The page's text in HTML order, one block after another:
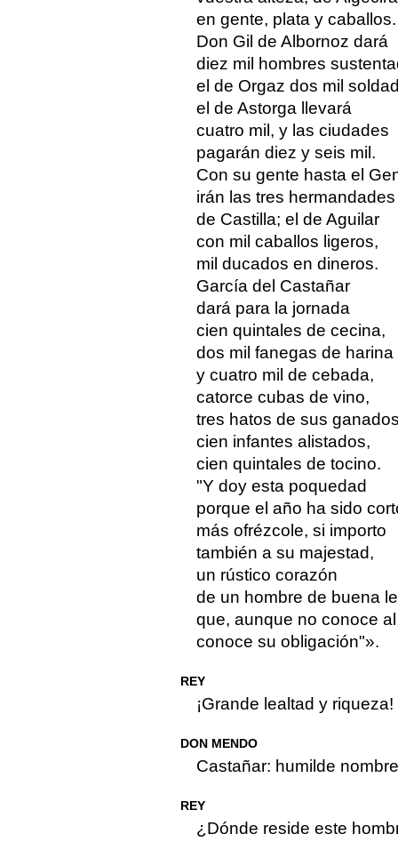
en gente, plata y caballos.
Don Gil de Albornoz dará
diez mil hombres
el de Orgaz dos mil
el de Astorga llevará
cuatro mil, y las ciudades
pagarán diez y seis mil.
Con su gente hasta el
irán las tres hermandades
de Castilla; el de Aguilar
con mil caballos ligeros,
mil ducados en dineros.
García del Castañar
dará para la jornada
cien quintales de cecina,
dos mil fanegas de harina
y cuatro mil de cebada,
catorce cubas de vino,
tres hatos de sus
cien infantes alistados,
cien quintales de tocino.
"Y doy esta poquedad
porque el año ha sido
más ofrézcole, si importo
también a su majestad,
un rústico corazón
de un hombre de buena
que, aunque no conoce al
conoce su obligación"».
REY
¡Grande lealtad y riqueza!
DON MENDO
Castañar: humilde
REY
¿Dónde reside este